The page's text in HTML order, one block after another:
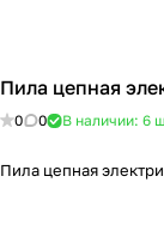
Пила цепная
0 0 В наличии: 6
Пила цепная